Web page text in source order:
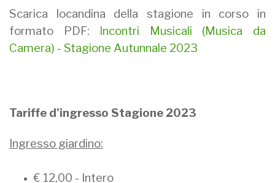
Scarica locandina della stagione in corso in
formato PDF: Incontri Musicali (Musica da
Camera) - Stagione Autunnale 2023
Tariffe d'ingresso Stagione 2023
Ingresso giardino:
€ 12,00 - Intero